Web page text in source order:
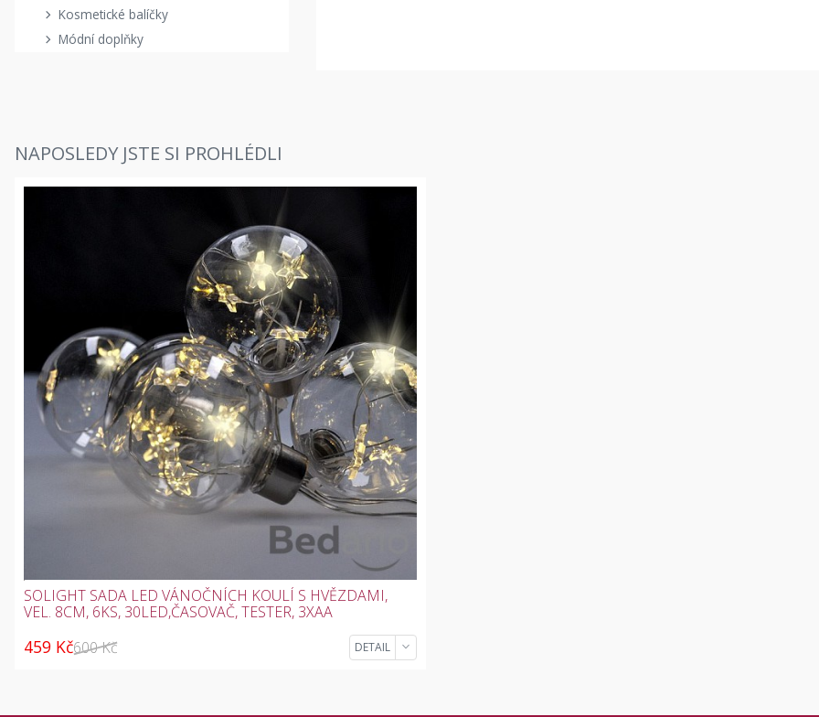
Kosmetické balíčky
Módní doplňky
NAPOSLEDY JSTE SI PROHLÉDLI
SOLIGHT SADA LED VÁNOČNÍCH KOULÍ S HVĚZDAMI,
VEL. 8CM, 6KS, 30LED,ČASOVAČ, TESTER, 3XAA
459 Kč600 Kč DETAIL